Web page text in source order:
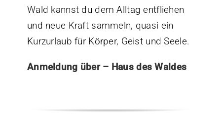
Wald kannst du dem Alltag entfliehen
und neue Kraft sammeln, quasi ein
Kurzurlaub für Körper, Geist und Seele.
Anmeldung über – Haus des Waldes